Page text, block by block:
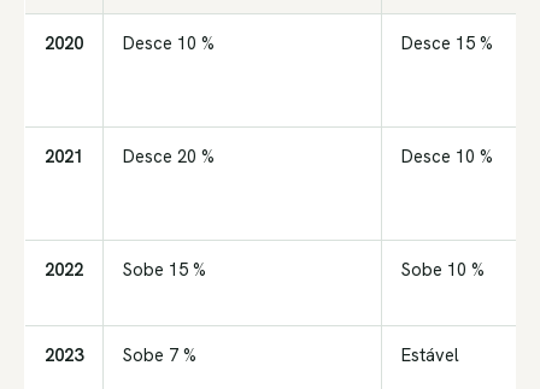
2020 Desce 10 % Desce 15 %
2021 Desce 20 % Desce 10 %
2022 Sobe 15 % Sobe 10 %
2023 Sobe 7 % Estável